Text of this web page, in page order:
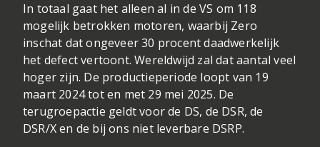
In totaal gaat het alleen al in de VS om 118
mogelijk betrokken motoren, waarbij Zero
inschat dat ongeveer 30 procent daadwerkelijk
het defect vertoont. Wereldwijd zal dat aantal veel
hoger zijn. De productieperiode loopt van 19
maart 2024 tot en met 29 mei 2025. De
terugroepactie geldt voor de DS, de DSR, de
DSR/X en de bij ons niet leverbare DSRP.